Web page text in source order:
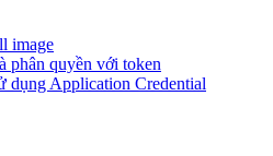
image
phân quyền với token
dụng Application Credential